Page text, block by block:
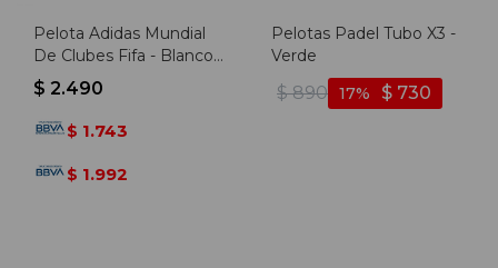
Pelota Adidas Mundial
De Clubes Fifa - Blanco-
azul
$ 2.490
$ 1.743
$ 1.992
Pelotas Padel Tubo X3 -
Verde
$ 890 $ 730
17